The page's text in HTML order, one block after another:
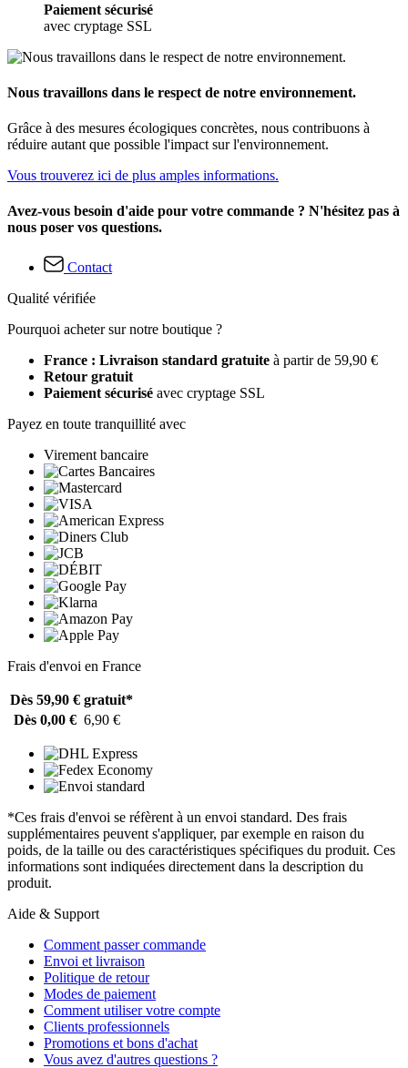
Paiement sécurisé
avec cryptage SSL
Nous travaillons dans le respect de notre environnement.
Grâce à des mesures écologiques concrètes, nous contribuons à
réduire autant que possible l'impact sur l'environnement.
Vous trouverez ici de plus amples informations.
Avez-vous besoin d'aide pour votre commande ? N'hésitez pas à
nous poser vos questions.
Contact
Qualité vérifiée
Pourquoi acheter sur notre boutique ?
France : Livraison standard gratuite à partir de 59,90 €
Retour gratuit
Paiement sécurisé avec cryptage SSL
Payez en toute tranquillité avec
Virement bancaire
Frais d'envoi en France
Dès 59,90 € gratuit*
Dès 0,00 € 6,90 €
*Ces frais d'envoi se réfèrent à un envoi standard. Des frais
supplémentaires peuvent s'appliquer, par exemple en raison du
poids, de la taille ou des caractéristiques spécifiques du produit. Ces
informations sont indiquées directement dans la description du
produit.
Aide & Support
Comment passer commande
Envoi et livraison
Politique de retour
Modes de paiement
Comment utiliser votre compte
Clients professionnels
Promotions et bons d'achat
Vous avez d'autres questions ?